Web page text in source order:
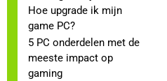
Hoe upgrade ik mijn
game PC?
5 PC onderdelen met de
meeste impact op
gaming